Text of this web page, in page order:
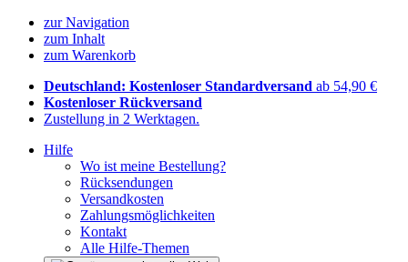
zur Navigation
zum Inhalt
zum Warenkorb
Deutschland: Kostenloser Standardversand ab 54,90 €
Kostenloser Rückversand
Zustellung in 2 Werktagen.
Hilfe
Wo ist meine Bestellung?
Rücksendungen
Versandkosten
Zahlungsmöglichkeiten
Kontakt
Alle Hilfe-Themen